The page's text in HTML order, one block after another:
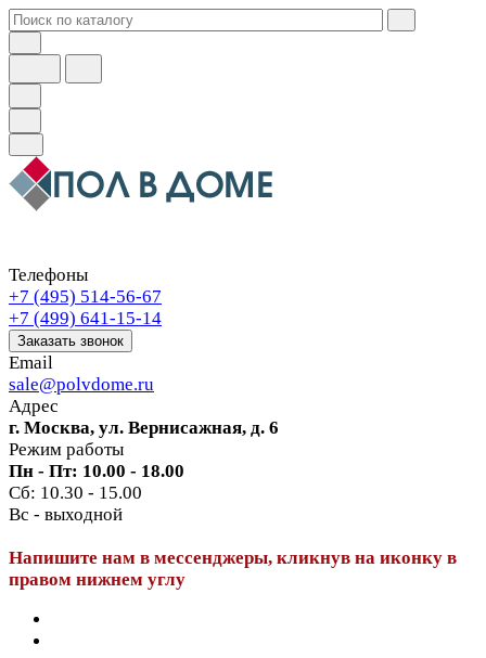
Телефоны
+7 (495) 514-56-67
+7 (499) 641-15-14
Заказать звонок
Email
sale@polvdome.ru
Адрес
г. Москва, ул. Вернисажная, д. 6
Режим работы
Пн - Пт: 10.00 - 18.00
Сб: 10.30 - 15.00
Вс - выходной
Напишите нам в мессенджеры, кликнув на иконку в
правом нижнем углу